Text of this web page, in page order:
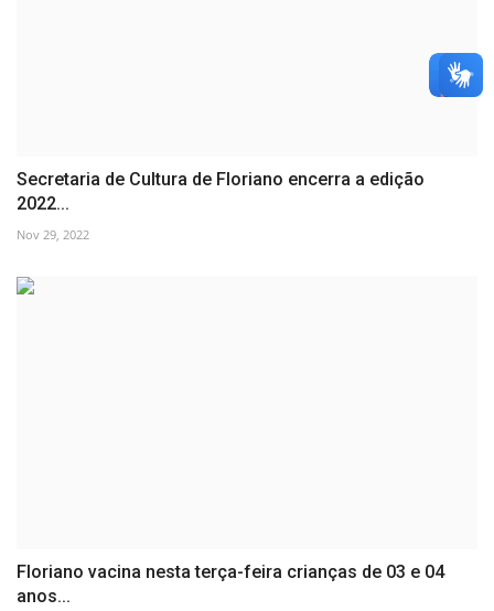
Secretaria de Cultura de Floriano encerra a edição
2022...
Nov 29, 2022
Floriano vacina nesta terça-feira crianças de 03 e 04
anos...